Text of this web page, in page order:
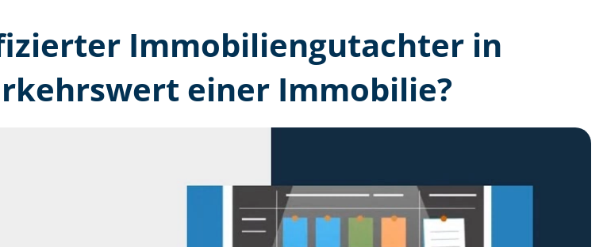
Immobilien­gutachter in
einer Immobilie?